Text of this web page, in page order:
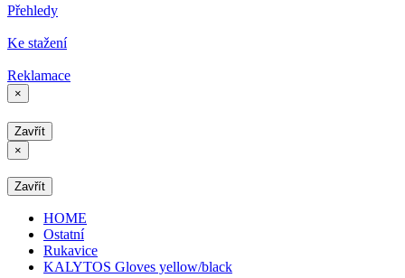
Přehledy
Ke stažení
Reklamace
×
Zavřít
×
Zavřít
HOME
Ostatní
Rukavice
KALYTOS Gloves yellow/black